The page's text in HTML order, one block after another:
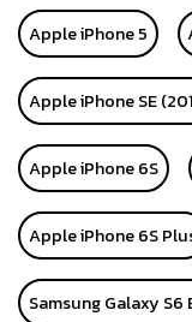
Apple iPhone 5
Apple iPhone SE
Apple iPhone 6S
Apple iPhone 6S
Samsung Galaxy S6